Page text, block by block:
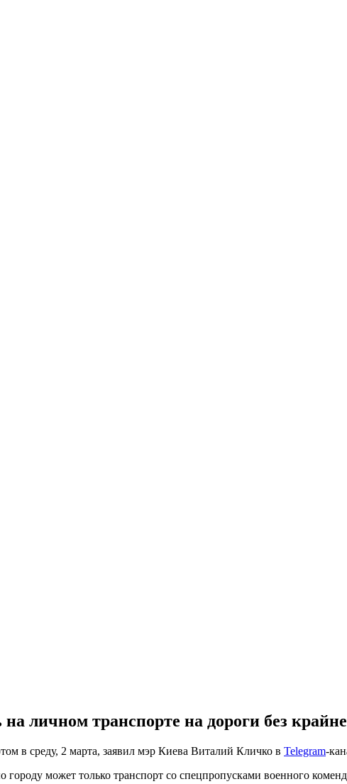
личном транспорте на дороги без
в среду, 2 марта, заявил мэр Киева Виталий Кличко в Telegram-
может только транспорт со спецпропусками военного